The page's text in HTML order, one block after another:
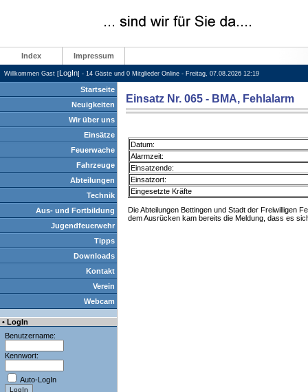
Index Impressum
Willkommen Gast [LogIn] - 14 Gäste und 0 Mitglieder Online - Freitag, 07.08.2026 12:19
Startseite
Neuigkeiten
Wir über uns
Einsätze
Feuerwache
Fahrzeuge
Abteilungen
Technik
Aus- und Fortbildung
Jugendfeuerwehr
Tipps
Downloads
Kontakt
Verein
Webcam
• LogIn
Benutzername:
Kennwort:
Auto-LogIn
Einsatz Nr. 065 - BMA, Fehlalarm
Datum:
Alarmzeit:
Einsatzende:
Einsatzort:
Eingesetzte Kräfte
Die Abteilungen Bettingen und Stadt der Freiwilligen
dem Ausrücken kam bereits die Meldung, dass es